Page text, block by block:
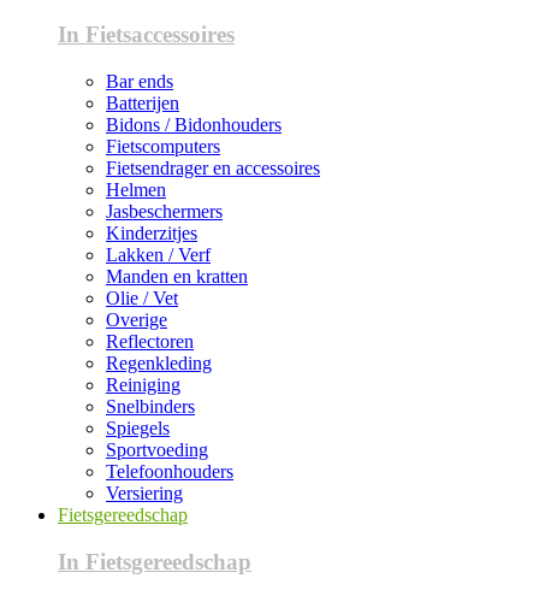
In Fietsaccessoires
Bar ends
Batterijen
Bidons / Bidonhouders
Fietscomputers
Fietsendrager en accessoires
Helmen
Jasbeschermers
Kinderzitjes
Lakken / Verf
Manden en kratten
Olie / Vet
Overige
Reflectoren
Regenkleding
Reiniging
Snelbinders
Spiegels
Sportvoeding
Telefoonhouders
Versiering
Fietsgereedschap
In Fietsgereedschap